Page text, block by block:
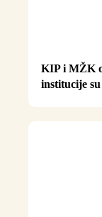
KIP i MŽK
institucije